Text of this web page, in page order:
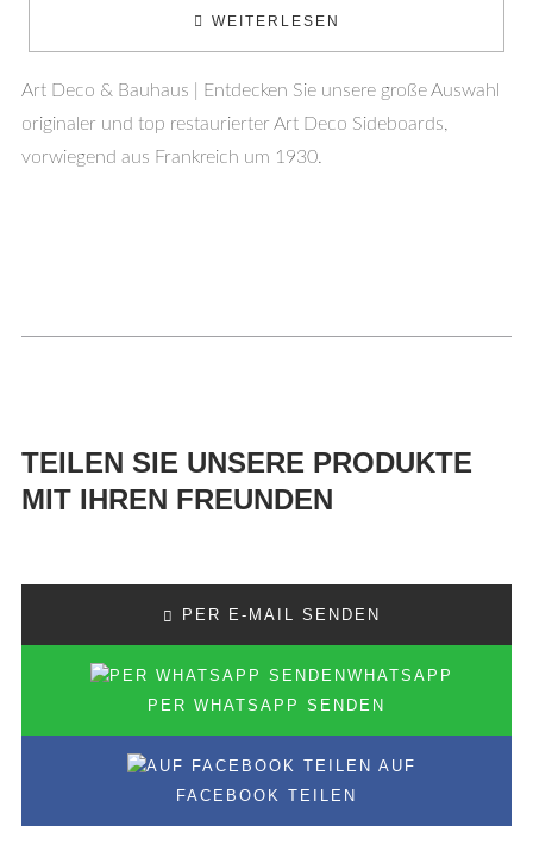
WEITERLESEN
Art Deco & Bauhaus | Entdecken Sie unsere große Auswahl
originaler und top restaurierter Art Deco Sideboards,
vorwiegend aus Frankreich um 1930.
TEILEN SIE UNSERE PRODUKTE
MIT IHREN FREUNDEN
PER E-MAIL SENDEN
PER WHATSAPP SENDEN
AUF
FACEBOOK TEILEN